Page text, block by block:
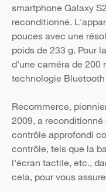
smartphone Galaxy
reconditionné.
pouces avec une
poids de 233 g. Pour
d'une caméra de 200
technologie
Recommerce,
2009, a
contrôle approfondi
contrôle, tels que la
l'écran tactile, etc.,
cela, pour vous